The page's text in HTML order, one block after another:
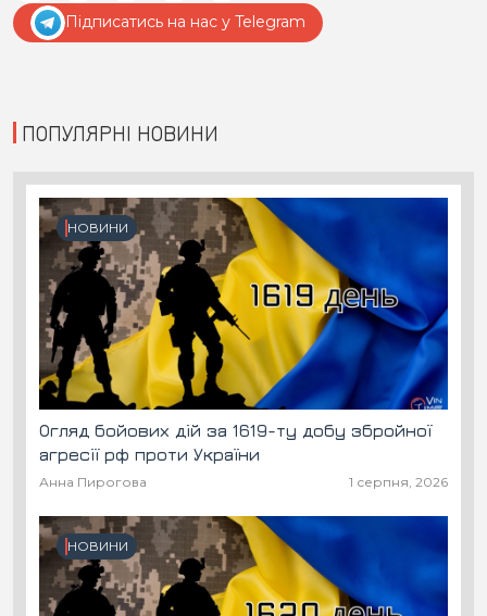
Підписатись на нас у Telegram
ПОПУЛЯРНІ НОВИНИ
НОВИНИ
Огляд бойових дій за 1619-ту добу збройної
агресії рф проти України
Анна Пирогова 1 серпня, 2026
НОВИНИ